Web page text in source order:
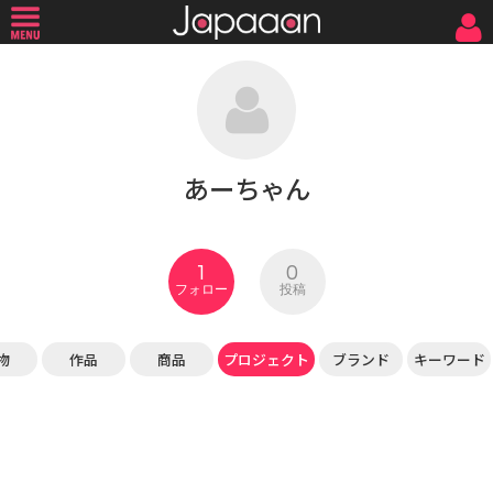
あーちゃん
1
フォロー
0
投稿
作品 商品 プロジェクト ブランド キーワード